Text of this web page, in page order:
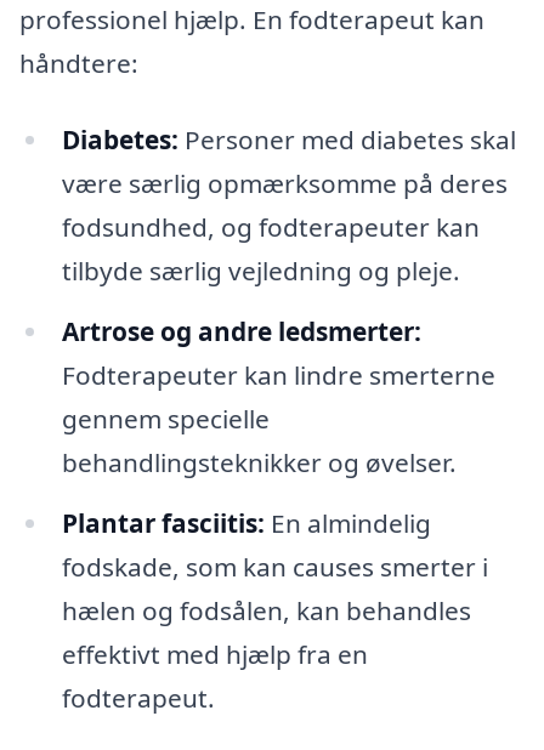
professionel hjælp. En fodterapeut kan
håndtere:
Diabetes: Personer med diabetes skal
være særlig opmærksomme på deres
fodsundhed, og fodterapeuter kan
tilbyde særlig vejledning og pleje.
Artrose og andre ledsmerter:
Fodterapeuter kan lindre smerterne
gennem specielle
behandlingsteknikker og øvelser.
Plantar fasciitis: En almindelig
fodskade, som kan causes smerter i
hælen og fodsålen, kan behandles
effektivt med hjælp fra en
fodterapeut.